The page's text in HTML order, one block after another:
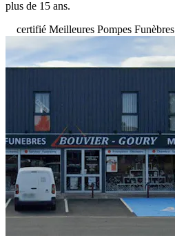
plus de 15 ans.
certifié Meilleures Pompes Funèbres